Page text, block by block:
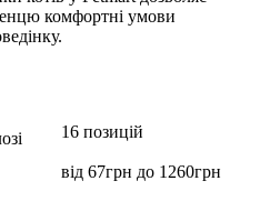
комфортні умови
16 позицій
від 67грн до 1260грн